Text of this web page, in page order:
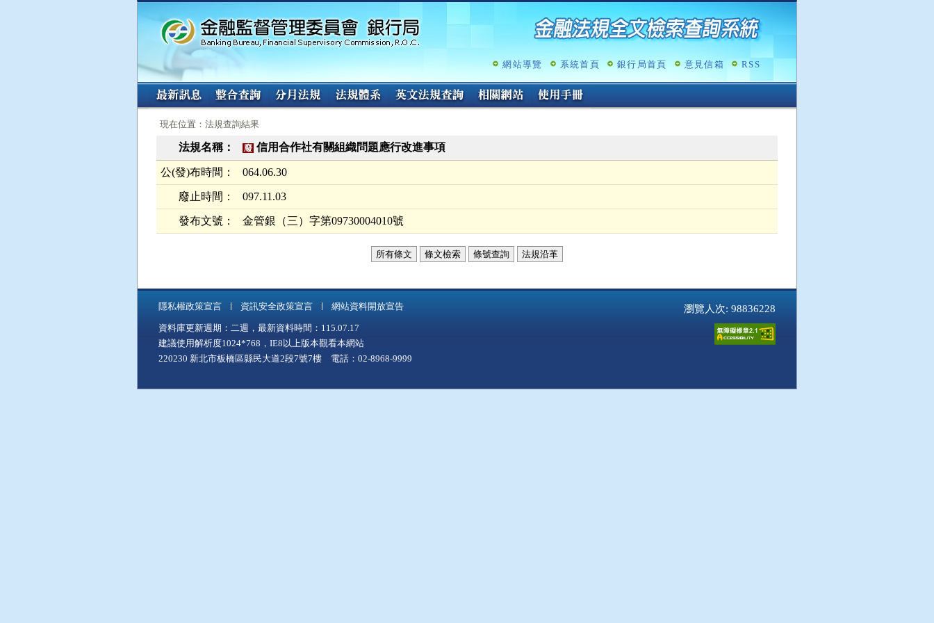
跳
容
網站導覽 系統首頁 銀行局首頁 意見信箱 RSS
:::
現在位置：法規查詢結果
法規名稱： 廢 信用合作社有關組織問題應行改進事項
公(發)布時間： 064.06.30
廢止時間： 097.11.03
發布文號： 金管銀（三）字第09730004010號
所有條文 條文檢索 條號查詢 法規沿革
隱私權政策宣言 資訊安全政策宣言 網站資料開放宣告 瀏覽人次: 98836228
資料庫更新週期：二週，最新資料時間：115.07.17
建議使用解析度1024*768，IE8以上版本觀看本網站
220230 新北市板橋區縣民大道2段7號7樓 電話：02-8968-9999